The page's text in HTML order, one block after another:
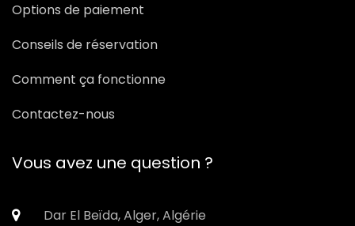
Options de paiement
Conseils de réservation
Comment ça fonctionne
Contactez-nous
Vous avez une question ?
Dar El Beïda, Alger, Algérie